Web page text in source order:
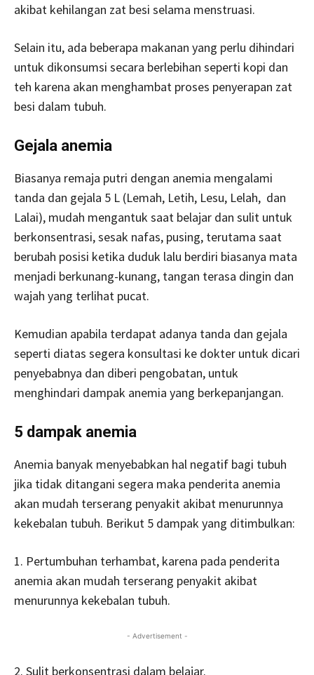
akibat kehilangan zat besi selama menstruasi.
Selain itu, ada beberapa makanan yang perlu dihindari
untuk dikonsumsi secara berlebihan seperti kopi dan
teh karena akan menghambat proses penyerapan zat
besi dalam tubuh.
Gejala anemia
Biasanya remaja putri dengan anemia mengalami
tanda dan gejala 5 L (Lemah, Letih, Lesu, Lelah, dan
Lalai), mudah mengantuk saat belajar dan sulit untuk
berkonsentrasi, sesak nafas, pusing, terutama saat
berubah posisi ketika duduk lalu berdiri biasanya mata
menjadi berkunang-kunang, tangan terasa dingin dan
wajah yang terlihat pucat.
Kemudian apabila terdapat adanya tanda dan gejala
seperti diatas segera konsultasi ke dokter untuk dicari
penyebabnya dan diberi pengobatan, untuk
menghindari dampak anemia yang berkepanjangan.
5 dampak anemia
Anemia banyak menyebabkan hal negatif bagi tubuh
jika tidak ditangani segera maka penderita anemia
akan mudah terserang penyakit akibat menurunnya
kekebalan tubuh. Berikut 5 dampak yang ditimbulkan:
1. Pertumbuhan terhambat, karena pada penderita
anemia akan mudah terserang penyakit akibat
menurunnya kekebalan tubuh.
- Advertisement -
2. Sulit berkonsentrasi dalam belajar.